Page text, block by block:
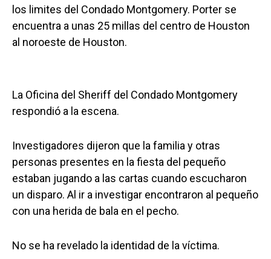
los limites del Condado Montgomery. Porter se
encuentra a unas 25 millas del centro de Houston
al noroeste de Houston.
La Oficina del Sheriff del Condado Montgomery
respondió a la escena.
Investigadores dijeron que la familia y otras
personas presentes en la fiesta del pequeño
estaban jugando a las cartas cuando escucharon
un disparo. Al ir a investigar encontraron al pequeño
con una herida de bala en el pecho.
No se ha revelado la identidad de la víctima.